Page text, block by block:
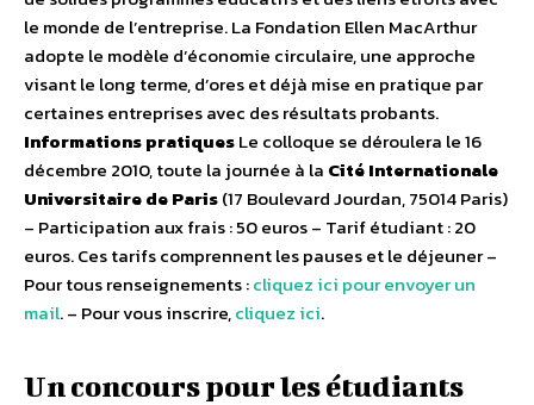
le monde de l’entreprise. La Fondation Ellen MacArthur
adopte le modèle d’économie circulaire, une approche
visant le long terme, d’ores et déjà mise en pratique par
certaines entreprises avec des résultats probants.
Informations pratiquesLe colloque se déroulera le 16
décembre 2010, toute la journée à la Cité Internationale
Universitaire de Paris(17 Boulevard Jourdan, 75014 Paris)
– Participation aux frais : 50 euros – Tarif étudiant : 20
euros. Ces tarifs comprennent les pauses et le déjeuner –
Pour tous renseignements :cliquez ici pour envoyer un
mail. – Pour vous inscrire,cliquez ici.
Un concours pour les étudiants